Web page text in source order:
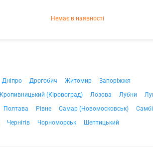
Немає в наявності
Дніпро Дрогобич Житомир
Запоріжжя
Кропивницький (Кіровоград) Лозова Лубни
Полтава Рівне Самар (Новомосковськ)
Чернігів Чорноморськ Шептицький